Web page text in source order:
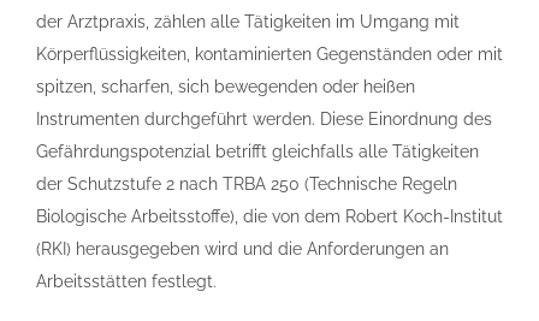
der Arztpraxis, zählen alle Tätigkeiten im Umgang mit
Körperflüssigkeiten, kontaminierten Gegenständen oder mit
spitzen, scharfen, sich bewegenden oder heißen
Instrumenten durchgeführt werden. Diese Einordnung des
Gefährdungspotenzial betrifft gleichfalls alle Tätigkeiten
der Schutzstufe 2 nach TRBA 250 (Technische Regeln
Biologische Arbeitsstoffe), die von dem Robert Koch-Institut
(RKI) herausgegeben wird und die Anforderungen an
Arbeitsstätten festlegt.